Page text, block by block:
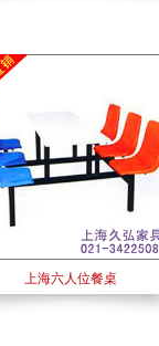
上海六人位餐桌